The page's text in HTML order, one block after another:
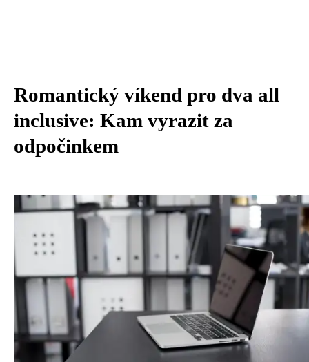
Romantický víkend pro dva all
inclusive: Kam vyrazit za
odpočinkem